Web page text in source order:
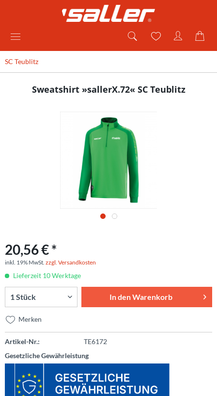
SC Teublitz
Sweatshirt »sallerX.72« SC Teublitz
20,56 € *
inkl. 19% MwSt. zzgl. Versandkosten
Lieferzeit 10 Werktage
In denWarenkorb
Merken
Artikel-Nr.:
TE6172
Gesetzliche Gewährleistung